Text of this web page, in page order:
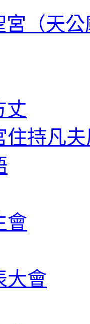
宮（天
丈
住持凡
會
大會